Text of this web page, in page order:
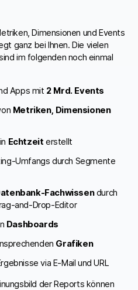
Dimensionen und Events
ganz bei Ihnen. Die vielen
im folgenden noch einmal
Apps mit 2 Mrd. Events
Metriken, Dimensionen
Echtzeit erstellt
Umfangs durch Segmente
Fachwissendurch
and-Drop-Editor
Dashboards
Grafiken
via E-Mail und URL
der Reports können